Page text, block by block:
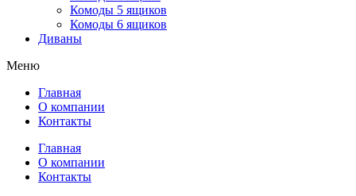
Комоды 5 ящиков
Комоды 6 ящиков
Диваны
Меню
Главная
О компании
Контакты
Главная
О компании
Контакты